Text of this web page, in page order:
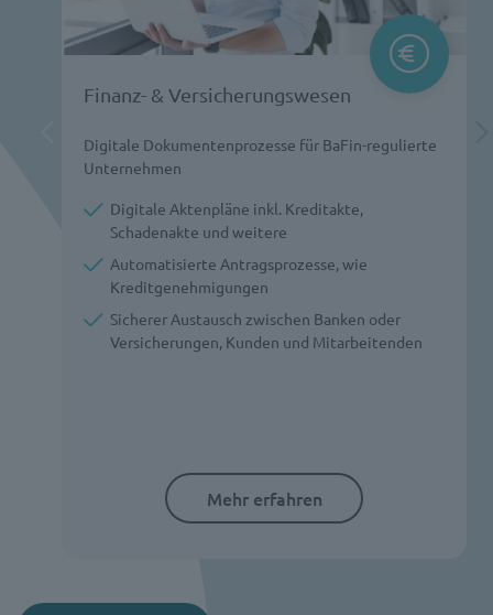
Finanz- & Versicherungswesen
Digitale Dokumentenprozesse für BaFin-regulierte
Unternehmen
Digitale Aktenpläne inkl. Kreditakte,
Schadenakte und weitere
Automatisierte Antragsprozesse, wie
Kreditgenehmigungen
Sicherer Austausch zwischen Banken oder
Versicherungen, Kunden und Mitarbeitenden
Mehr erfahren